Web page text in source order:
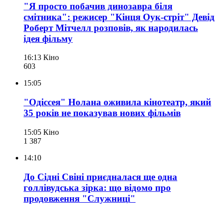
"Я просто побачив динозавра біля
смітника": режисер "Кінця Оук-стріт" Девід
Роберт Мітчелл розповів, як народилась
ідея фільму
16:13 Кіно
603
15:05
"Одіссея" Нолана оживила кінотеатр, який
35 років не показував нових фільмів
15:05 Кіно
1 387
14:10
До Сідні Свіні приєдналася ще одна
голлівудська зірка: що відомо про
продовження "Служниці"